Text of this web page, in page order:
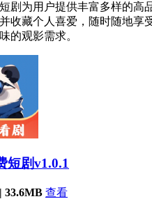
剧为用户提供丰富多样的高
收藏个人喜爱，随时随地享
的观影需求。
短剧v1.0.1
| 33.6MB 查看